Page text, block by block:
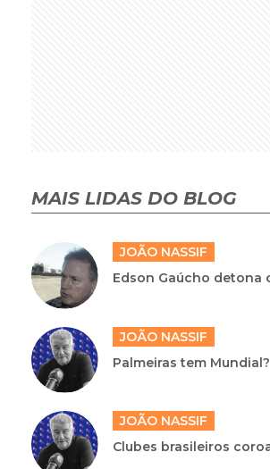
MAIS LIDAS DO BLOG
JOÃO NASSIF
Edson Gaúcho detona
JOÃO NASSIF
Palmeiras tem Mundial?
JOÃO NASSIF
Clubes brasileiros